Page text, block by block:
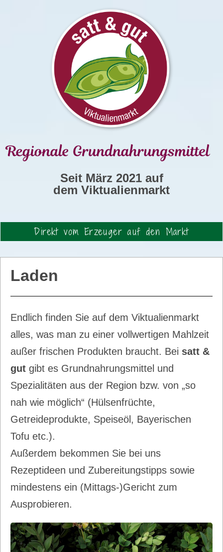
Seit März 2021 auf
dem Viktualienmarkt
Direkt vom Erzeuger auf den Markt
Laden
Endlich finden Sie auf dem Viktualienmarkt
alles, was man zu einer vollwertigen Mahlzeit
außer frischen Produkten braucht. Bei satt &
gut gibt es Grundnahrungsmittel und
Spezialitäten aus der Region bzw. von „so
nah wie möglich“ (Hülsenfrüchte,
Getreideprodukte, Speiseöl, Bayerischen
Tofu etc.).
Außerdem bekommen Sie bei uns
Rezeptideen und Zubereitungstipps sowie
mindestens ein (Mittags-)Gericht zum
Ausprobieren.